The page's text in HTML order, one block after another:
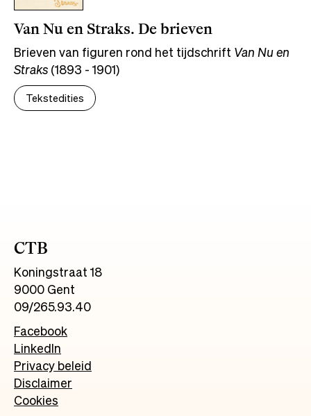
Van Nu en Straks. De brieven
Brieven van figuren rond het tijdschrift Van Nu en
Straks(1893 - 1901)
Tekstedities
CTB
Koningstraat 18
9000 Gent
09/265.93.40
Facebook
LinkedIn
Privacy beleid
Disclaimer
Cookies